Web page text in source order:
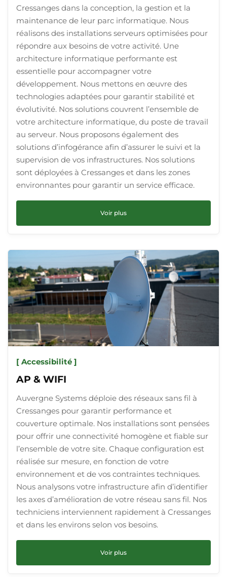
Cressanges dans la conception, la gestion et la
maintenance de leur parc informatique. Nous
réalisons des installations serveurs optimisées pour
répondre aux besoins de votre activité. Une
architecture informatique performante est
essentielle pour accompagner votre
développement. Nous mettons en œuvre des
technologies adaptées pour garantir stabilité et
évolutivité. Nos solutions couvrent l’ensemble de
votre architecture informatique, du poste de travail
au serveur. Nous proposons également des
solutions d’infogérance afin d’assurer le suivi et la
supervision de vos infrastructures. Nos solutions
sont déployées à Cressanges et dans les zones
environnantes pour garantir un service efficace.
Voir plus
[ Accessibilité ]
AP & WIFI
Auvergne Systems déploie des réseaux sans fil à
Cressanges pour garantir performance et
couverture optimale. Nos installations sont pensées
pour offrir une connectivité homogène et fiable sur
l’ensemble de votre site. Chaque configuration est
réalisée sur mesure, en fonction de votre
environnement et de vos contraintes techniques.
Nous analysons votre infrastructure afin d’identifier
les axes d’amélioration de votre réseau sans fil. Nos
techniciens interviennent rapidement à Cressanges
et dans les environs selon vos besoins.
Voir plus